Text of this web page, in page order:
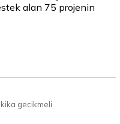
alan 75 projenin
gecikmeli